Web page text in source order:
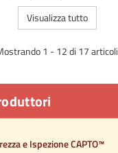
e Ispezione CAPTO™
Visualizza tutto
1 - 12 di 17 articoli